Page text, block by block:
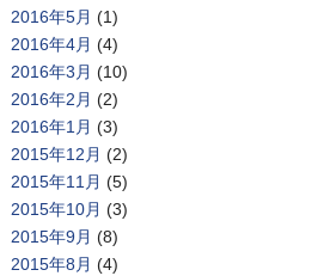
2016年5月 (1)
2016年4月 (4)
2016年3月 (10)
2016年2月 (2)
2016年1月 (3)
2015年12月 (2)
2015年11月 (5)
2015年10月 (3)
2015年9月 (8)
2015年8月 (4)